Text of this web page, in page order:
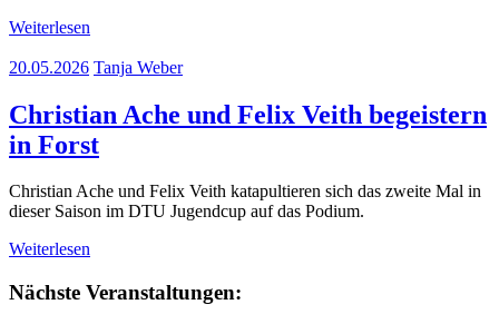
Weiterlesen
20.05.2026 Tanja Weber
Christian Ache und Felix Veith begeistern
in Forst
Christian Ache und Felix Veith katapultieren sich das zweite Mal in
dieser Saison im DTU Jugendcup auf das Podium.
Weiterlesen
Nächste Veranstaltungen: